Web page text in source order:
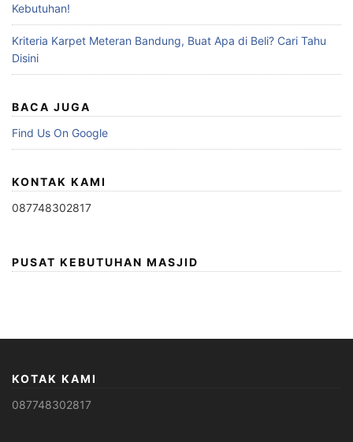
Kebutuhan!
Kriteria Karpet Meteran Bandung, Buat Apa di Beli? Cari Tahu
Disini
BACA JUGA
Find Us On Google
KONTAK KAMI
087748302817
PUSAT KEBUTUHAN MASJID
KOTAK KAMI
087748302817